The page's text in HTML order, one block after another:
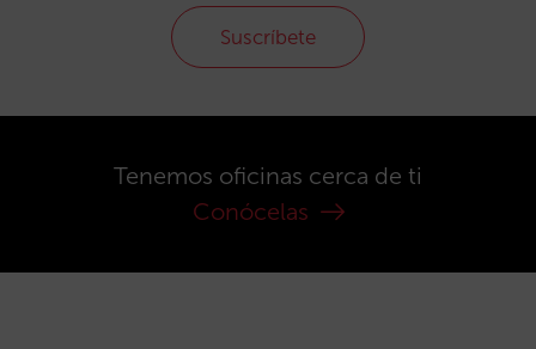
Suscríbete
Tenemos oficinas cerca de ti
Conócelas